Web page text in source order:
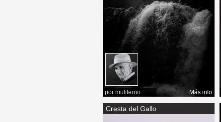
por muliterno Más info
Cresta del Gallo